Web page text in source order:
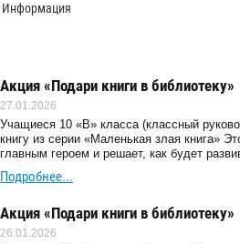
Информация
Акция «Подари книги в библиотеку»
27.01.2026
Учащиеся 10 «В» класса (классный
книгу из серии «Маленькая злая книга»
главным героем и решает, как будет
Подробнее...
Акция «Подари книги в библиотеку»
26.01.2026